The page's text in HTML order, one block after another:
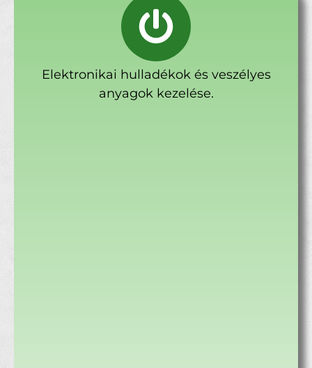
Elektronikai hulladékok és veszélyes
anyagok kezelése.